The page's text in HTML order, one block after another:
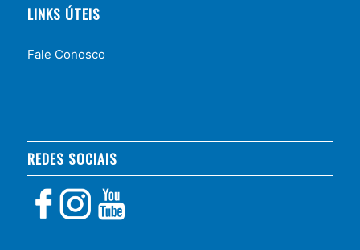
LINKS ÚTEIS
Fale Conosco
REDES SOCIAIS